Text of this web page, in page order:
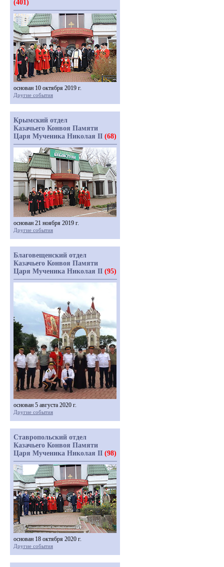
(401)
основан 10 октября 2019 г.
Другие события
Крымский отдел
Казачьего Конвоя Памяти
Царя Мученика Николая II (68)
основан 21 ноября 2019 г.
Другие события
Благовещенский отдел
Казачьего Конвоя Памяти
Царя Мученика Николая II (95)
основан 5 августа 2020 г.
Другие события
Ставропольский отдел
Казачьего Конвоя Памяти
Царя Мученика Николая II (98)
основан 18 октября 2020 г.
Другие события